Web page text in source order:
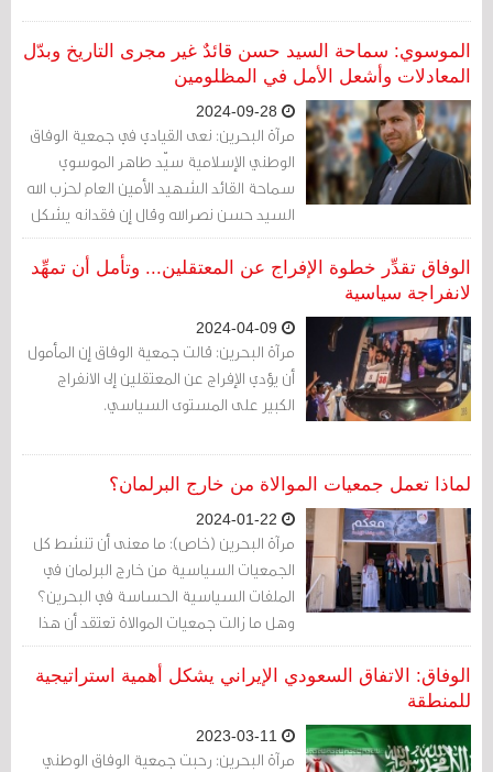
الموسوي: سماحة السيد حسن قائدٌ غير مجرى التاريخ وبدّل
المعادلات وأشعل الأمل في المظلومين
مرآة البحرين: نعى القيادي في جمعية الوفاق
الوطني الإسلامية سيّد طاهر الموسوي
سماحة القائد الشهيد الأمين العام لحزب الله
السيد حسن نصرالله وقال إن فقدانه يشكل
زلزالاً للجميع وعلى الجميع.
الوفاق تقدِّر خطوة الإفراج عن المعتقلين... وتأمل أن تمهِّد
لانفراجة سياسية
مرآة البحرين: قالت جمعية الوفاق إن المأمول
أن يؤدي الإفراج عن المعتقلين إلى الانفراج
الكبير على المستوى السياسي.
لماذا تعمل جمعيات الموالاة من خارج البرلمان؟
مرآة البحرين (خاص): ما معنى أن تنشط كل
الجمعيات السياسية من خارج البرلمان في
الملفات السياسية الحساسة في البحرين؟
وهل ما زالت جمعيات الموالاة تعتقد أن هذا
البرلمان يمكن أن يكون جزءا من أي حل؟
الوفاق: الاتفاق السعودي الإيراني يشكل أهمية استراتيجية
للمنطقة
مرآة البحرين: رحبت جمعية الوفاق الوطني